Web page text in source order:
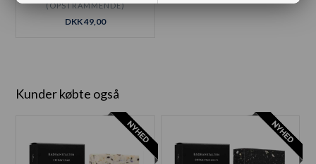
(OPSTRAMMENDE)
DKK 49,00
Kunder købte også